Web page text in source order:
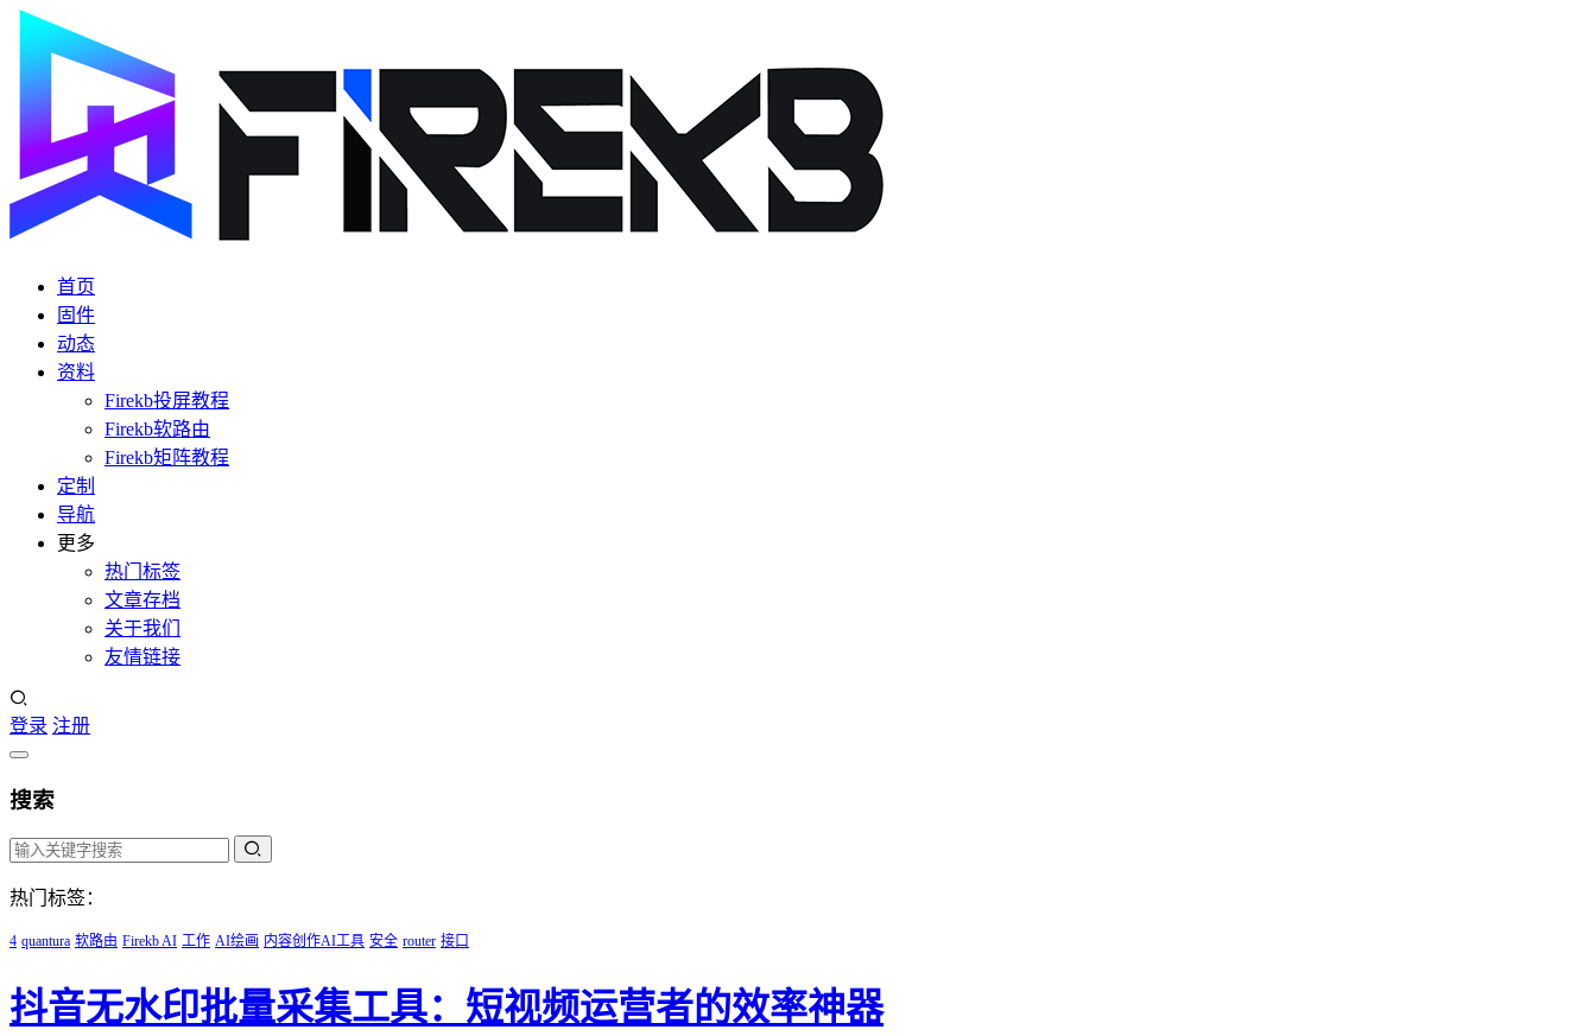
首页
固件
动态
资料
Firekb投屏教程
Firekb软路由
Firekb矩阵教程
定制
导航
更多
热门标签
文章存档
关于我们
友情链接
登录 注册
搜索
热门标签：
4 quantura 软路由 Firekb AI 工作 AI绘画 内容创作AI工具 安全 router 接口
抖音无水印批量采集工具：短视频运营者的效率神器